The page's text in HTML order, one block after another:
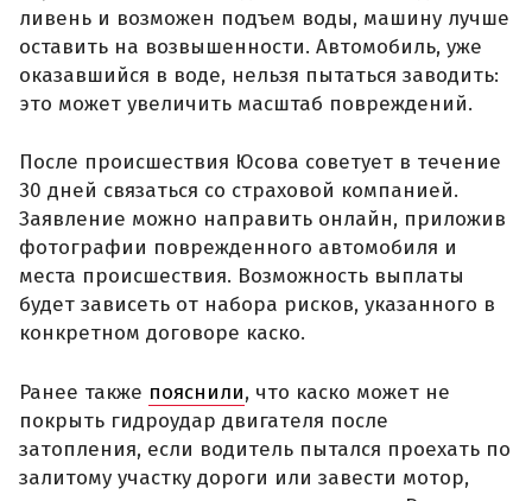
ливень и возможен подъем воды, машину лучше
оставить на возвышенности. Автомобиль, уже
оказавшийся в воде, нельзя пытаться заводить:
это может увеличить масштаб повреждений.
После происшествия Юсова советует в течение
30 дней связаться со страховой компанией.
Заявление можно направить онлайн, приложив
фотографии поврежденного автомобиля и
места происшествия. Возможность выплаты
будет зависеть от набора рисков, указанного в
конкретном договоре каско.
Ранее также пояснили, что каско может не
покрыть гидроудар двигателя после
затопления, если водитель пытался проехать по
залитому участку дороги или завести мотор,